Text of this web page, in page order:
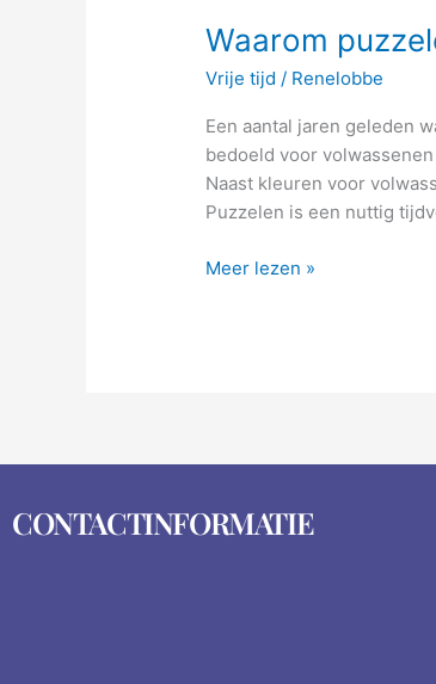
Waarom
Vrije tijd / Renelobbe
Een aantal jaren geleden
bedoeld voor
Naast kleuren voor
Puzzelen is een nuttig
Waarom
een
nuttige
tijdsbesteding
is
Meer lezen »
CONTACTINFORMATIE